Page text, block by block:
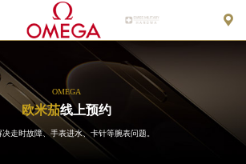

OMEGA
欧米茄线上预约
决走时故障、手表进水、卡针等腕表问题。